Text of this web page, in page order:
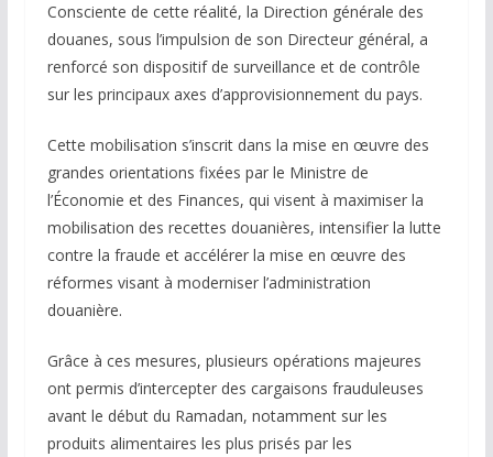
Consciente de cette réalité, la Direction générale des
douanes, sous l’impulsion de son Directeur général, a
renforcé son dispositif de surveillance et de contrôle
sur les principaux axes d’approvisionnement du pays.
Cette mobilisation s’inscrit dans la mise en œuvre des
grandes orientations fixées par le Ministre de
l’Économie et des Finances, qui visent à maximiser la
mobilisation des recettes douanières, intensifier la lutte
contre la fraude et accélérer la mise en œuvre des
réformes visant à moderniser l’administration
douanière.
Grâce à ces mesures, plusieurs opérations majeures
ont permis d’intercepter des cargaisons frauduleuses
avant le début du Ramadan, notamment sur les
produits alimentaires les plus prisés par les